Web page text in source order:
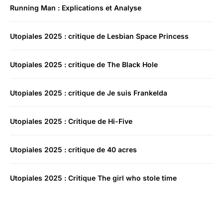
Running Man : Explications et Analyse
Utopiales 2025 : critique de Lesbian Space Princess
Utopiales 2025 : critique de The Black Hole
Utopiales 2025 : critique de Je suis Frankelda
Utopiales 2025 : Critique de Hi-Five
Utopiales 2025 : critique de 40 acres
Utopiales 2025 : Critique The girl who stole time